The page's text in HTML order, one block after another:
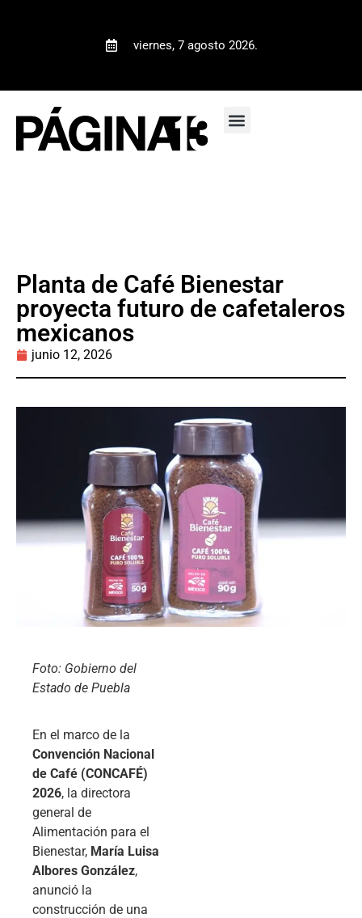
viernes, 7 agosto 2026.
Planta de Café Bienestar
proyecta futuro de cafetaleros
mexicanos
junio 12, 2026
Foto: Gobierno del
Estado de Puebla
En el marco de la
Convención Nacional
de Café (CONCAFÉ)
2026, la directora
general de
Alimentación para el
Bienestar, María Luisa
Albores González,
anunció la
construcción de una